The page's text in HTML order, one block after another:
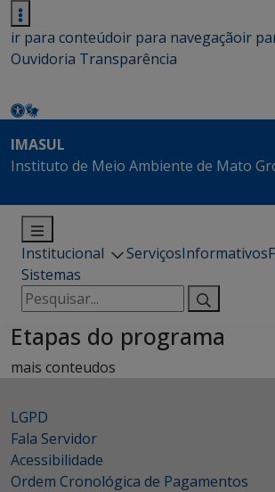
ir para conteúdoir para navegaçãoir
Ouvidoria Transparência
IMASUL
Instituto de Meio Ambiente de Mato
Institucional ServiçosInformativos
Sistemas
Pesquisar
por:
Etapas do programa
mais conteudos
LGPD
Fala Servidor
Acessibilidade
Ordem Cronológica de Pagamentos